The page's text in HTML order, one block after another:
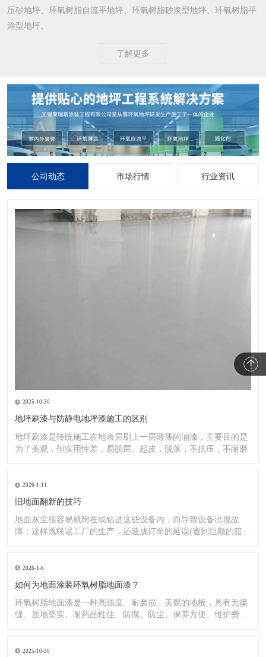
压砂地坪、环氧树脂自流平地坪、环氧树脂砂浆型地坪、环氧树脂平
涂型地坪。
了解更多
公司动态 市场行情 行业资讯
2025-10-30
地坪刷漆与防静电地坪漆施工的区别
地坪刷漆是传统施工在地表层刷上一层薄薄的油漆，主要目的是
为了美观，但实用性差，易脱层、起皮，脱落，不抗压，不耐磨
2026-1-11
旧地面翻新的技巧
地面灰尘很容易就附在或钻进这些设备内，而导致设备出现故
障；这样既联误工厂的生产，还造成订单的延误(遭到巨额的赔
2026-1-6
如何为地面涂装环氧树脂地面漆？
环氧树脂地面漆是一种高强度、耐磨损、美观的地板，具有无接
缝、质地坚实、耐药品性佳、防腐、防尘、保养方便、维护费用
2025-10-30